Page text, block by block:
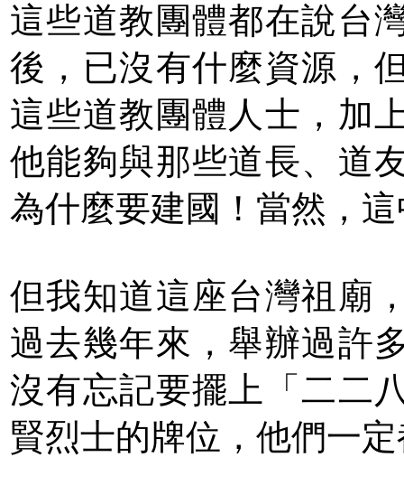
這些道教團體都在說台
後，已沒有什麼資源，
這些道教團體人士，加
他能夠與那些道長、道
為什麼要建國！當然，
但我知道這座台灣祖廟
過去幾年來，舉辦過許
沒有忘記要擺上「二二
賢烈士的牌位，他們一